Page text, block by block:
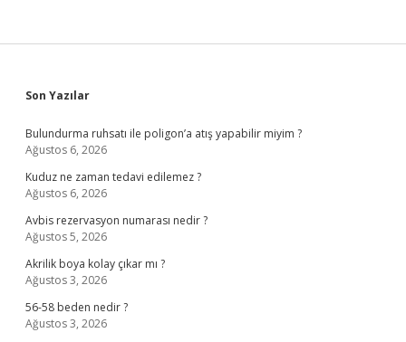
Sidebar
Son Yazılar
Bulundurma ruhsatı ile poligon’a atış yapabilir miyim ?
Ağustos 6, 2026
Kuduz ne zaman tedavi edilemez ?
Ağustos 6, 2026
Avbis rezervasyon numarası nedir ?
Ağustos 5, 2026
Akrilik boya kolay çıkar mı ?
Ağustos 3, 2026
56-58 beden nedir ?
Ağustos 3, 2026